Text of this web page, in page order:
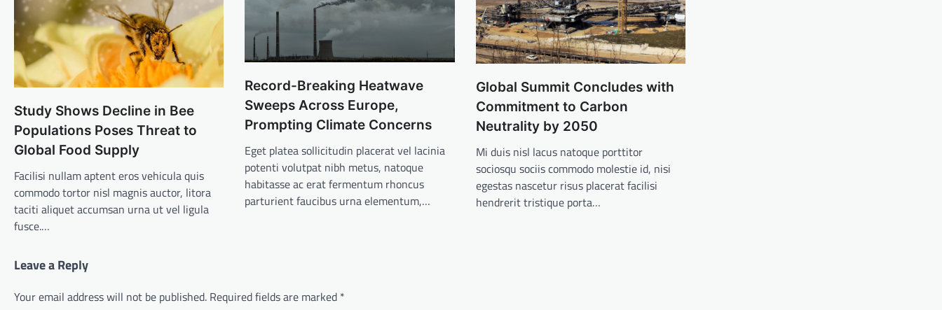
Study Shows Decline in Bee
Populations Poses Threat to
Global Food Supply
Facilisi nullam aptent eros vehicula quis
commodo tortor nisl magnis auctor, litora
taciti aliquet accumsan urna ut vel ligula
fusce.…
Record-Breaking Heatwave
Sweeps Across Europe,
Prompting Climate Concerns
Eget platea sollicitudin placerat vel lacinia
potenti volutpat nibh metus, natoque
habitasse ac erat fermentum rhoncus
parturient faucibus urna elementum,…
Global Summit Concludes with
Commitment to Carbon
Neutrality by 2050
Mi duis nisl lacus natoque porttitor
sociosqu sociis commodo molestie id, nisi
egestas nascetur risus placerat facilisi
hendrerit tristique porta…
Leave a Reply
Your email address will not be published. Required fields are marked *